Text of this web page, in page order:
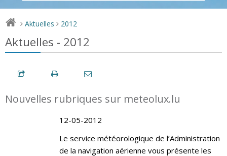
> Aktuelles > 2012
Aktuelles - 2012
Nouvelles rubriques sur meteolux.lu
12-05-2012
Le service météorologique de l’Administration
de la navigation aérienne vous présente les